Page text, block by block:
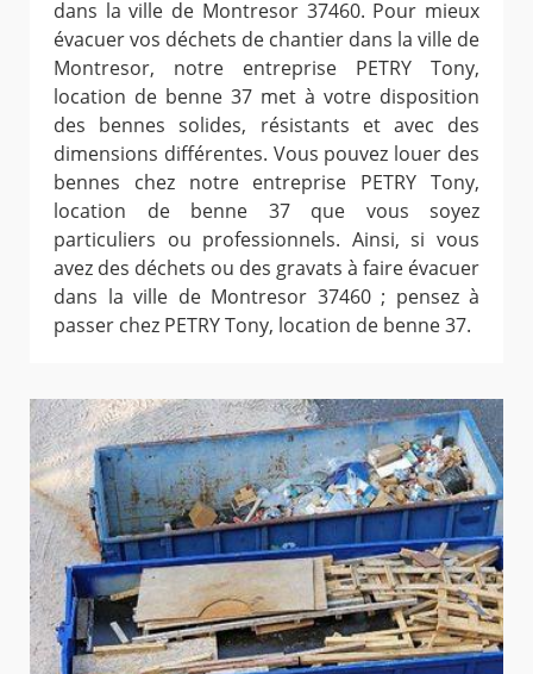
dans la ville de Montresor 37460. Pour mieux
évacuer vos déchets de chantier dans la ville de
Montresor, notre entreprise PETRY Tony,
location de benne 37 met à votre disposition
des bennes solides, résistants et avec des
dimensions différentes. Vous pouvez louer des
bennes chez notre entreprise PETRY Tony,
location de benne 37 que vous soyez
particuliers ou professionnels. Ainsi, si vous
avez des déchets ou des gravats à faire évacuer
dans la ville de Montresor 37460 ; pensez à
passer chez PETRY Tony, location de benne 37.